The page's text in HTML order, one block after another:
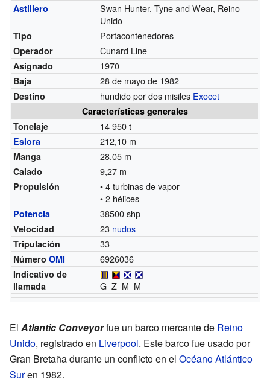
Astillero
Swan Hunter, Tyne and Wear, Reino
Unido
Tipo Portacontenedores
Operador Cunard Line
Asignado 1970
Baja 28 de mayo de 1982
Destino hundido por dos misiles Exocet
Características generales
Tonelaje
14 950 t
Eslora 212,10 m
Manga 28,05 m
Calado 9,27 m
Propulsión
• 4 turbinas de vapor
• 2 hélices
Potencia 38500 shp
Velocidad 23 nudos
Tripulación 33
NúmeroOMI 6926036
Indicativo de
llamada
G Z M M
El Atlantic Conveyorfue un barco mercante de Reino
Unido, registrado en Liverpool. Este barco fue usado por
Gran Bretaña durante un conflicto en el Océano Atlántico
Suren 1982.